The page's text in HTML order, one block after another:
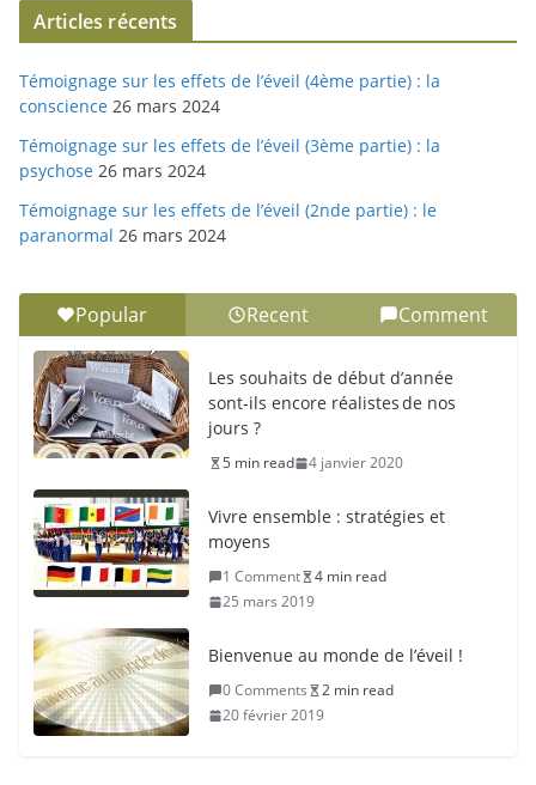
Articles récents
Témoignage sur les effets de l’éveil (4ème partie) : la
conscience 26 mars 2024
Témoignage sur les effets de l’éveil (3ème partie) : la
psychose 26 mars 2024
Témoignage sur les effets de l’éveil (2nde partie) : le
paranormal 26 mars 2024
Popular Recent Comment
Les souhaits de début d’année
sont-ils encore réalistes de nos
jours ?
5 min read 4 janvier 2020
Vivre ensemble : stratégies et
moyens
1 Comment
4 min read
25 mars 2019
Bienvenue au monde de l’éveil !
0 Comments
2 min read
20 février 2019